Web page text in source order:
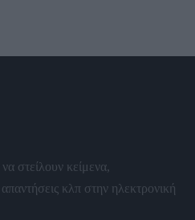
στείλουν κείμενα,
κλπ στην ηλεκτρονική